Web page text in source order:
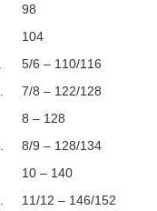
98
104
5/6 – 110/116
7/8 – 122/128
8 – 128
8/9 – 128/134
10 – 140
11/12 – 146/152